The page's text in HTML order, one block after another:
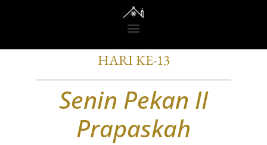
RENUNGAN DARI GEDONO
HARI KE-13
Senin Pekan II
Prapaskah